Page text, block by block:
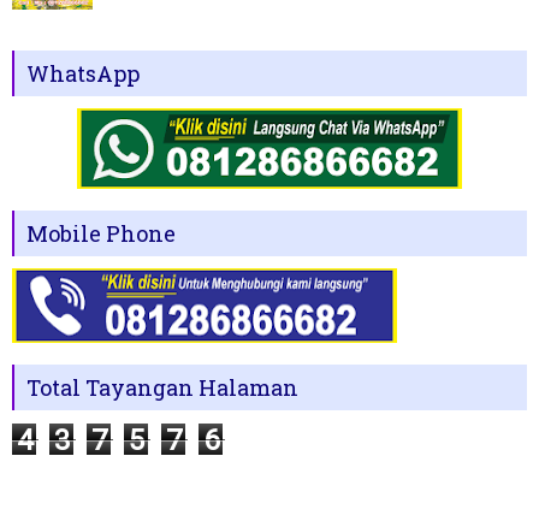
WhatsApp
Mobile Phone
Total Tayangan Halaman
4 3 7 5 7 6